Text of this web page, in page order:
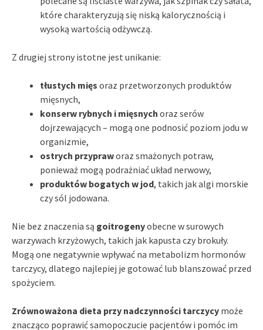
które charakteryzują się niską kalorycznością i
wysoką wartością odżywczą.
Z drugiej strony istotne jest unikanie:
tłustych mięs oraz przetworzonych produktów
mięsnych,
konserw rybnych i mięsnych oraz serów
dojrzewających – mogą one podnosić poziom jodu w
organizmie,
ostrych przypraworaz smażonych potraw,
ponieważ mogą podrażniać układ nerwowy,
produktów bogatych w jod, takich jak algi morskie
czy sól jodowana.
Nie bez znaczenia są goitrogenyobecne w surowych
warzywach krzyżowych, takich jak kapusta czy brokuły.
Mogą one negatywnie wpływać na metabolizm hormonów
tarczycy, dlatego najlepiej je gotować lub blanszować przed
spożyciem.
Zrównoważona dieta przy nadczynności tarczycy może
znacząco poprawić samopoczucie pacjentów i pomóc im